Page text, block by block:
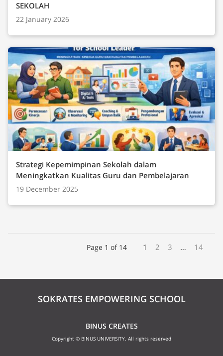
SEKOLAH
22 January 2026
Strategi Kepemimpinan Sekolah dalam
Meningkatkan Kualitas Guru dan Pembelajaran
19 December 2025
Page 1 of 14 1 2 3 … 14
SOKRATES EMPOWERING SCHOOL
BINUS CREATES
Copyright © BINUS UNIVERSITY. All rights reserved